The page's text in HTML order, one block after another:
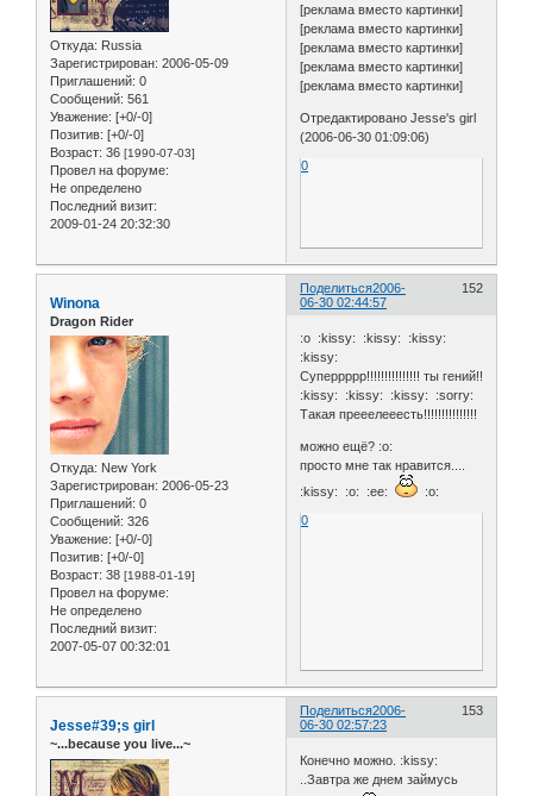
Откуда: Russia
Зарегистрирован: 2006-05-09
Приглашений: 0
Сообщений: 561
Уважение: [+0/-0]
Позитив: [+0/-0]
Возраст: 36 [1990-07-03]
Провел на форуме:
Не определено
Последний визит:
2009-01-24 20:32:30
[реклама вместо картинки]
[реклама вместо картинки]
[реклама вместо картинки]
[реклама вместо картинки]
[реклама вместо картинки]
Отредактировано Jesse's girl
(2006-06-30 01:09:06)
0
Поделиться 152
2006-
06-30 02:44:57
Winona
Dragon Rider
Откуда: New York
Зарегистрирован: 2006-05-23
Приглашений: 0
Сообщений: 326
Уважение: [+0/-0]
Позитив: [+0/-0]
Возраст: 38 [1988-01-19]
Провел на форуме:
Не определено
Последний визит:
2007-05-07 00:32:01
:o :kissy: :kissy: :kissy:
:kissy:
Суперрррр!!!!!!!!!!!!!!! ты гений!!
:kissy: :kissy: :kissy: :sorry:
Такая прееелееесть!!!!!!!!!!!!!!!
можно ещё? :o:
просто мне так нравится....
:kissy: :o: :ee:
:o:
0
Поделиться 153
2006-
06-30 02:57:23
Jesse#39;s girl
~...because you live...~
Конечно можно. :kissy:
..Завтра же днем займусь